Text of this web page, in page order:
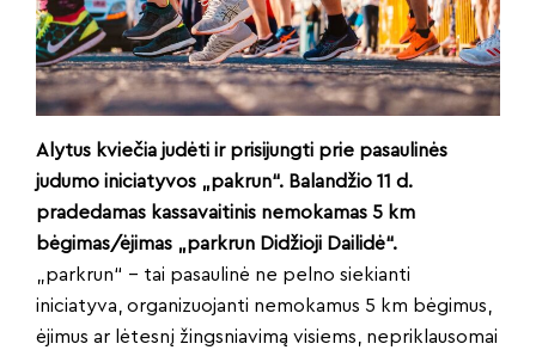
Alytus kviečia judėti ir prisijungti prie pasaulinės
judumo iniciatyvos „pakrun“. Balandžio 11 d.
pradedamas kassavaitinis nemokamas 5 km
bėgimas/ėjimas „parkrun Didžioji Dailidė“.
„parkrun“ – tai pasaulinė ne pelno siekianti
iniciatyva, organizuojanti nemokamus 5 km bėgimus,
ėjimus ar lėtesnį žingsniavimą visiems, nepriklausomai